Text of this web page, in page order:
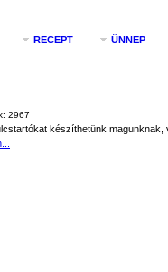
RECEPT ÜNNEP
2967
készíthetünk magunknak,